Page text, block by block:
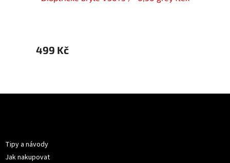
499 Kč
Tipy a návody
Jak nakupovat